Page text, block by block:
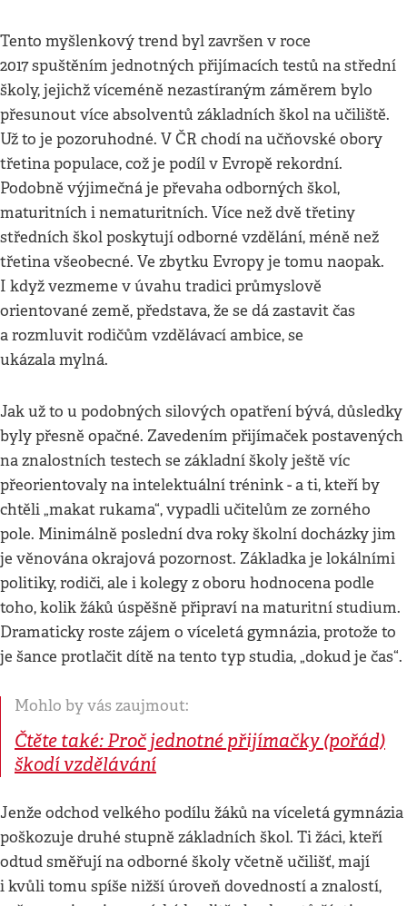
Tento myšlenkový trend byl završen v roce
2017 spuštěním jednotných přijímacích testů na střední
školy, jejichž víceméně nezastíraným záměrem bylo
přesunout více absolventů základních škol na učiliště.
Už to je pozoruhodné. V ČR chodí na učňovské obory
třetina populace, což je podíl v Evropě rekordní.
Podobně výjimečná je převaha odborných škol,
maturitních i nematuritních. Více než dvě třetiny
středních škol poskytují odborné vzdělání, méně než
třetina všeobecné. Ve zbytku Evropy je tomu naopak.
I když vezmeme v úvahu tradici průmyslově
orientované země, představa, že se dá zastavit čas
a rozmluvit rodičům vzdělávací ambice, se
ukázala mylná.
Jak už to u podobných silových opatření bývá, důsledky
byly přesně opačné. Zavedením přijímaček postavených
na znalostních testech se základní školy ještě víc
přeorientovaly na intelektuální trénink - a ti, kteří by
chtěli „makat rukama“, vypadli učitelům ze zorného
pole. Minimálně poslední dva roky školní docházky jim
je věnována okrajová pozornost. Základka je lokálními
politiky, rodiči, ale i kolegy z oboru hodnocena podle
toho, kolik žáků úspěšně připraví na maturitní studium.
Dramaticky roste zájem o víceletá gymnázia, protože to
je šance protlačit dítě na tento typ studia, „dokud je čas“.
Mohlo by vás zaujmout:
Čtěte také: Proč jednotné přijímačky (pořád)
škodí vzdělávání
Jenže odchod velkého podílu žáků na víceletá gymnázia
poškozuje druhé stupně základních škol. Ti žáci, kteří
odtud směřují na odborné školy včetně učilišť, mají
i kvůli tomu spíše nižší úroveň dovedností a znalostí,